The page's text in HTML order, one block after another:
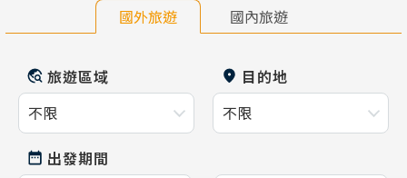
國外旅遊 國內旅遊
旅遊區域 目的地
出發期間